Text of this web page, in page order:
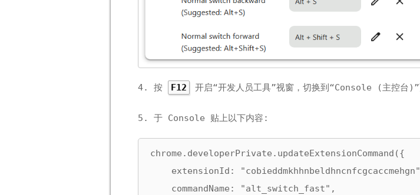
4. 按 F12 开启“开发人员工具”视窗，切换到“Console (主控台)”
5. 于 Console 贴上以下内容:
chrome.developerPrivate.updateExtensionCommand({
extensionId:
    commandName: "alt_switch_fast",